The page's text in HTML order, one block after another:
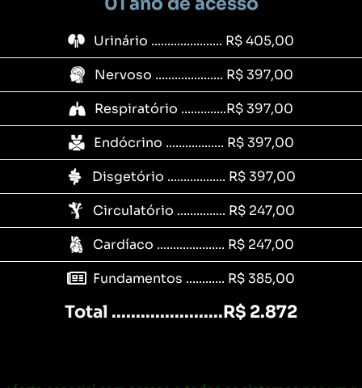
Urinário ...................... R$ 405,00
Nervoso ..................... R$ 397,00
Respiratório ..............R$ 397,00
Endócrino .................. R$ 397,00
Disgetório .................. R$ 397,00
Circulatório ............... R$ 247,00
Cardíaco ..................... R$ 247,00
Fundamentos ............ R$ 385,00
Total .......................R$ 2.872